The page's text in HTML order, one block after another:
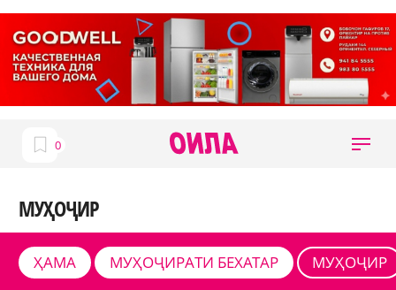
МУҲОҶИР
ҲАМА МУҲОҶИРАТИ БЕХАТАР МУҲОҶИР